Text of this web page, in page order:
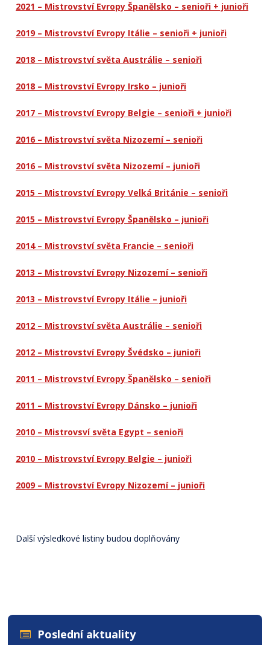
2021 – Mistrovství Evropy Španělsko – senioři + junioři
2019 – Mistrovství Evropy Itálie – senioři + junioři
2018 – Mistrovství světa Austrálie – senioři
2018 – Mistrovství Evropy Irsko – junioři
2017 – Mistrovství Evropy Belgie – senioři + junioři
2016 – Mistrovství světa Nizozemí – senioři
2016 – Mistrovství světa Nizozemí – junioři
2015 – Mistrovství Evropy Velká Británie – senioři
2015 – Mistrovství Evropy Španělsko – junioři
2014 – Mistrovství světa Francie – senioři
2013 – Mistrovství Evropy Nizozemí – senioři
2013 – Mistrovství Evropy Itálie – junioři
2012 – Mistrovství světa Austrálie – senioři
2012 – Mistrovství Evropy Švédsko – junioři
2011 – Mistrovství Evropy Španělsko – senioři
2011 – Mistrovství Evropy Dánsko – junioři
2010 – Mistrovsví světa Egypt – senioři
2010 – Mistrovství Evropy Belgie – junioři
2009 – Mistrovství Evropy Nizozemí – junioři
Další výsledkové listiny budou doplňovány
Poslední aktuality